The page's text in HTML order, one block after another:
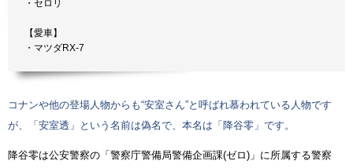
・セロリ
【愛車】
・マツダRX-7
コナンや他の登場人物からも“安室さん”と呼ばれ慕われている人物です
が、「安室透」という名前は偽名で、本名は「降谷零」です。
降谷零は公安警察の「警察庁警備局警備企画課(ゼロ)」に所属する警察